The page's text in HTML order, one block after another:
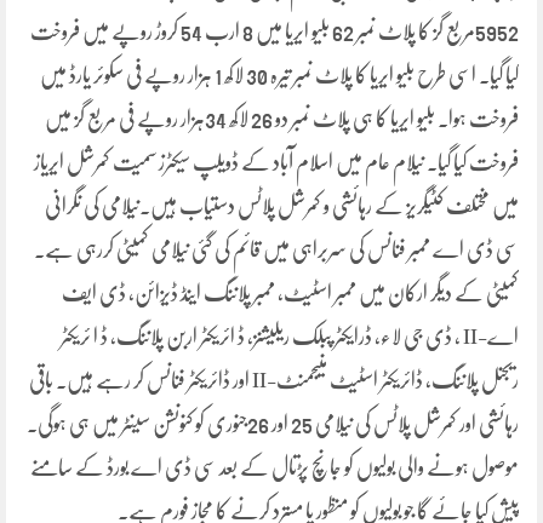
5952مربع گز کا پلاٹ نمبر 62 بلیو ایریا میں 8 ارب 54 کروڑ روپے میں فروخت
کیا گیا۔ اسی طرح بلیو ایریا کا پلاٹ نمبر تیرہ 30 لاکھ 1 ہزار روپے فی سکوئر یارڈ میں
فروخت ہوا۔ بلیو ایریا کا ہی پلاٹ نمبر دو 26 لاکھ 34ہزار روپے فی مربع گز میں
فروخت کیا گیا۔ نیلام عام میں اسلام آباد کے ڈویلپ سیکٹرز سمیت کمرشل ایریاز
میں مختلف کٹیگریز کے رہائشی و کمرشل پلاٹس دستیاب ہیں۔نیلامی کی نگرانی
سی ڈی اے ممبر فنانس کی سربراہی میں قائم کی گئی نیلامی کمیٹی کررہی ہے۔
کمیٹی کے دیگر ارکان میں ممبر اسٹیٹ، ممبر پلاننگ اینڈ ڈیزائن، ڈی ایف
اے-II ، ڈی جی لاء، ڈرایکٹر پبلک ریلیشنز، ڈ ائریکٹر اربن پلاننگ، ڈ ا ئریکٹر
ریجنل پلاننگ، ڈائریکٹر اسٹیٹ منیجمنٹ-II اور ڈائریکٹر فنانس کر رہے ہیں۔ باقی
رہائشی اور کمرشل پلاٹس کی نیلامی 25 اور 26جنوری کو کنونشن سینٹر میں ہی ہوگی۔
موصول ہونے والی بولیوں کو جانچ پڑتال کے بعد سی ڈی اے بورڈ کے سامنے
پیش کیا جائے گا جو بولیوں کو منظور یا مسترد کرنے کا مجاز فورم ہے۔